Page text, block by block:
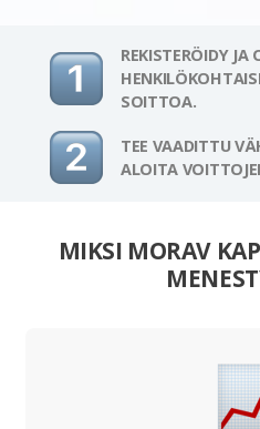
REKISTERÖIDY JA
SOITTOA.
TEE VAADITTU
ALOITA
MIKSI MORAV